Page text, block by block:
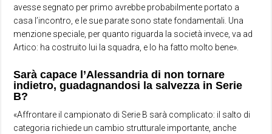
avesse segnato per primo avrebbe probabilmente portato a
casa l’incontro, e le sue parate sono state fondamentali. Una
menzione speciale, per quanto riguarda la società invece, va ad
Artico: ha costruito lui la squadra, e lo ha fatto molto bene».
Sarà capace l’Alessandria di non tornare
indietro, guadagnandosi la salvezza in Serie
B?
«Affrontare il campionato di Serie B sarà complicato: il salto di
categoria richiede un cambio strutturale importante, anche